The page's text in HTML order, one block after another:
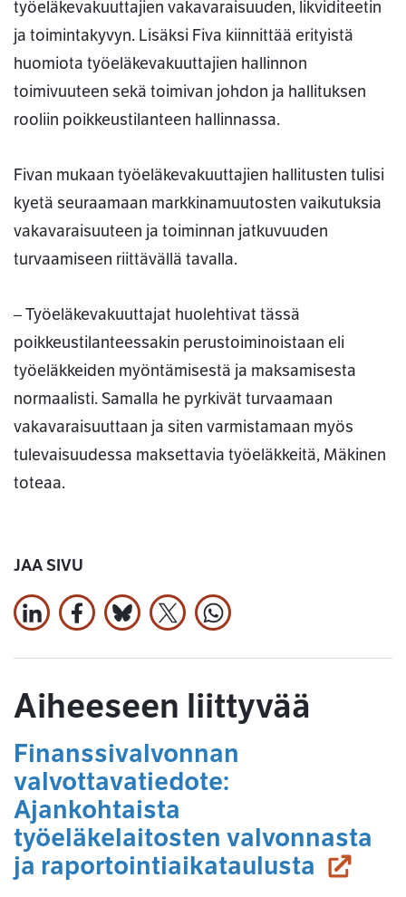
työeläkevakuuttajien vakavaraisuuden, likviditeetin
ja toimintakyvyn. Lisäksi Fiva kiinnittää erityistä
huomiota työeläkevakuuttajien hallinnon
toimivuuteen sekä toimivan johdon ja hallituksen
rooliin poikkeustilanteen hallinnassa.
Fivan mukaan työeläkevakuuttajien hallitusten tulisi
kyetä seuraamaan markkinamuutosten vaikutuksia
vakavaraisuuteen ja toiminnan jatkuvuuden
turvaamiseen riittävällä tavalla.
– Työeläkevakuuttajat huolehtivat tässä
poikkeustilanteessakin perustoiminoistaan eli
työeläkkeiden myöntämisestä ja maksamisesta
normaalisti. Samalla he pyrkivät turvaamaan
vakavaraisuuttaan ja siten varmistamaan myös
tulevaisuudessa maksettavia työeläkkeitä, Mäkinen
toteaa.
JAA SIVU
Jaa LinkedInissä
Jaa Facebookissa
Jaa Bluesky:ssa
Jaa X:ssäJaa WhatsApissa
Aiheeseen liittyvää
Finanssivalvonnan
valvottavatiedote:
Ajankohtaista
työeläkelaitosten valvonnasta
ja raportointiaikataulusta